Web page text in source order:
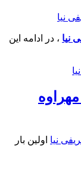
نیا ، در ادامه این
نیا اولین بار